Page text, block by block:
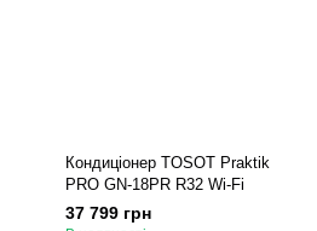
Кондиціонер TOSOT Praktik
PRO GN-18PR R32 Wi-Fi
37 799 грн